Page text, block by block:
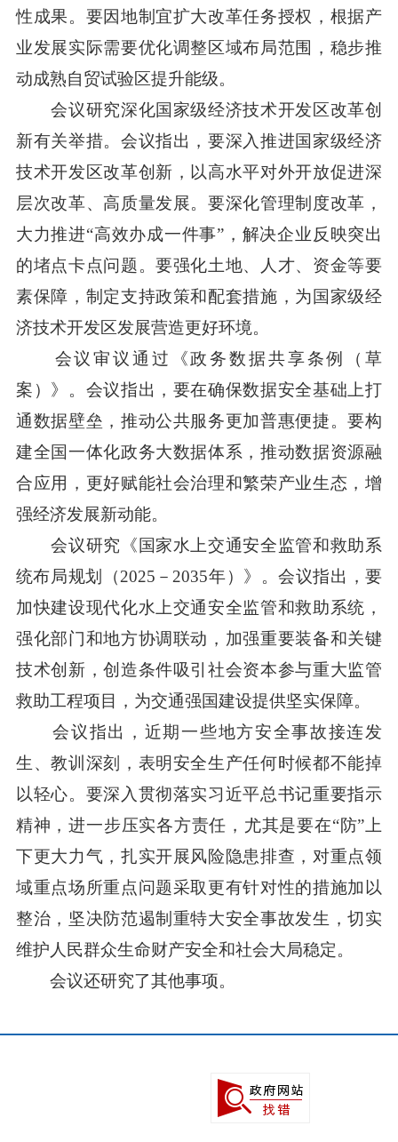
性成果。要因地制宜扩大改革任务授权，根据产
业发展实际需要优化调整区域布局范围，稳步推
动成熟自贸试验区提升能级。
会议研究深化国家级经济技术开发区改革创
新有关举措。会议指出，要深入推进国家级经济
技术开发区改革创新，以高水平对外开放促进深
层次改革、高质量发展。要深化管理制度改革，
大力推进“高效办成一件事”，解决企业反映突出
的堵点卡点问题。要强化土地、人才、资金等要
素保障，制定支持政策和配套措施，为国家级经
济技术开发区发展营造更好环境。
会议审议通过《政务数据共享条例（草
案）》。会议指出，要在确保数据安全基础上打
通数据壁垒，推动公共服务更加普惠便捷。要构
建全国一体化政务大数据体系，推动数据资源融
合应用，更好赋能社会治理和繁荣产业生态，增
强经济发展新动能。
会议研究《国家水上交通安全监管和救助系
统布局规划（2025－2035年）》。会议指出，要
加快建设现代化水上交通安全监管和救助系统，
强化部门和地方协调联动，加强重要装备和关键
技术创新，创造条件吸引社会资本参与重大监管
救助工程项目，为交通强国建设提供坚实保障。
会议指出，近期一些地方安全事故接连发
生、教训深刻，表明安全生产任何时候都不能掉
以轻心。要深入贯彻落实习近平总书记重要指示
精神，进一步压实各方责任，尤其是要在“防”上
下更大力气，扎实开展风险隐患排查，对重点领
域重点场所重点问题采取更有针对性的措施加以
整治，坚决防范遏制重特大安全事故发生，切实
维护人民群众生命财产安全和社会大局稳定。
会议还研究了其他事项。